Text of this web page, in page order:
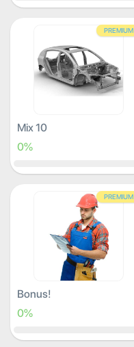
PREMIUM
Mix 10
0%
PREMIUM
Bonus!
0%